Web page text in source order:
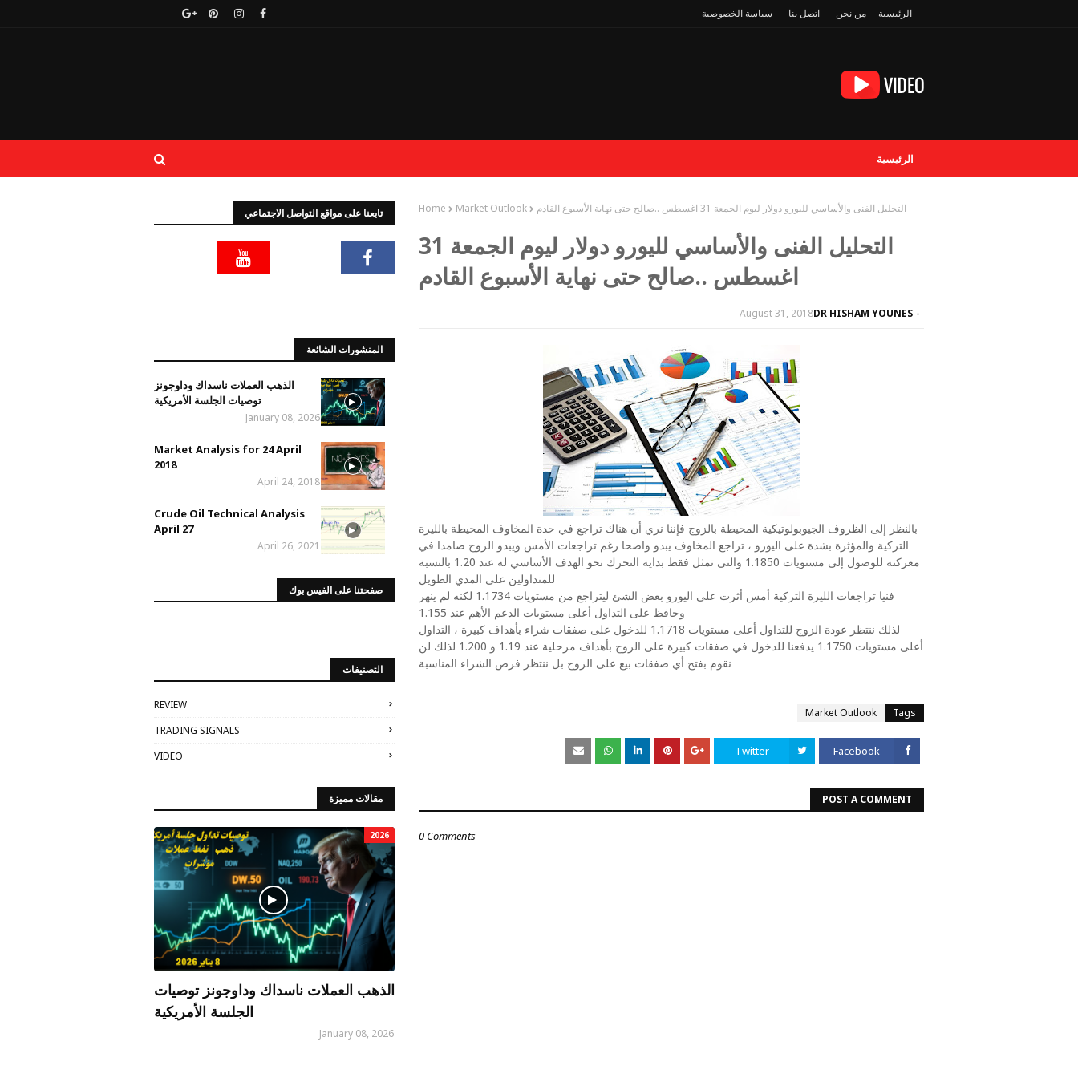
الرئيسية من نحن اتصل بنا سياسة الخصوصية
الرئيسية
Home Market Outlook التحليل الفنى والأساسي لليورو دولار ليوم الجمعة 31 اغسطس ..صالح حتى نهاية الأسبوع القادم
التحليل الفنى والأساسي لليورو دولار ليوم الجمعة 31
اغسطس ..صالح حتى نهاية الأسبوع القادم
DR HISHAM YOUNES
August 31, 2018
بالنظر إلى الظروف الجيوبولوتيكية المحيطة بالزوج فإننا نري أن هناك تراجع في حدة المخاوف المحيطة بالليرة
التركية والمؤثرة بشدة على اليورو ، تراجع المخاوف يبدو واضحا رغم تراجعات الأمس ويبدو الزوج صامدا في
معركته للوصول إلى مستويات 1.1850 والتى تمثل فقط بداية التحرك نحو الهدف الأساسي له عند 1.20 بالنسبة
للمتداولين على المدي الطويل
فنيا تراجعات الليرة التركية أمس أثرت على اليورو بعض الشئ ليتراجع من مستويات 1.1734 لكنه لم ينهر
وحافظ على التداول أعلى مستويات الدعم الأهم عند 1.155
لذلك ننتظر عودة الزوج للتداول أعلى مستويات 1.1718 للدخول على صفقات شراء بأهداف كبيرة ، التداول
أعلى مستويات 1.1750 يدفعنا للدخول في صفقات كبيرة على الزوج بأهداف مرحلية عند 1.19 و 1.200 لذلك لن
نقوم بفتح أي صفقات بيع على الزوج بل ننتظر فرص الشراء المناسبة
Tags
Market Outlook
Facebook
Twitter
POST A COMMENT
0 Comments
تابعنا على مواقع التواصل الاجتماعي
المنشورات الشائعة
الذهب العملات ناسداك وداوجونز
توصيات الجلسة الأمريكية
January 08, 2026
Market Analysis for 24 April
2018
April 24, 2018
Crude Oil Technical Analysis
April 27
April 26, 2021
صفحتنا على الفيس بوك
التصنيفات
REVIEW
TRADING SIGNALS
VIDEO
مقالات مميزة
2026
الذهب العملات ناسداك وداوجونز توصيات
الجلسة الأمريكية
January 08, 2026